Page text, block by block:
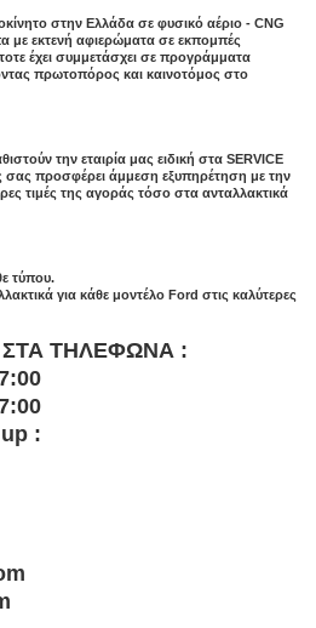
στην Ελλάδα σε φυσικό αέριο - CNG
με εκτενή αφιερώματα σε εκπομπές
έχει συμμετάσχει σε προγράμματα
πρωτοπόρος και καινοτόμος στο
την εταιρία μας ειδική στα SERVICE
σας προσφέρει άμμεση εξυπηρέτηση με την
τιμές της αγοράς τόσο στα ανταλλακτικά
τύπου.
για κάθε μοντέλο Ford στις καλύτερες
ΣΤΑ ΤΗΛΕΦΩΝΑ :
: